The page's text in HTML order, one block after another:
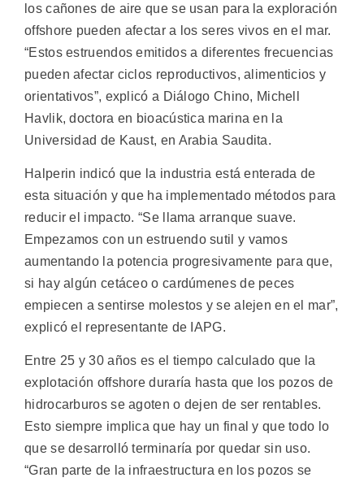
los cañones de aire que se usan para la exploración
offshore pueden afectar a los seres vivos en el mar.
“Estos estruendos emitidos a diferentes frecuencias
pueden afectar ciclos reproductivos, alimenticios y
orientativos”, explicó a Diálogo Chino, Michell
Havlik, doctora en bioacústica marina en la
Universidad de Kaust, en Arabia Saudita.
Halperin indicó que la industria está enterada de
esta situación y que ha implementado métodos para
reducir el impacto. “Se llama arranque suave.
Empezamos con un estruendo sutil y vamos
aumentando la potencia progresivamente para que,
si hay algún cetáceo o cardúmenes de peces
empiecen a sentirse molestos y se alejen en el mar”,
explicó el representante de IAPG.
Entre 25 y 30 años es el tiempo calculado que la
explotación offshore duraría hasta que los pozos de
hidrocarburos se agoten o dejen de ser rentables.
Esto siempre implica que hay un final y que todo lo
que se desarrolló terminaría por quedar sin uso.
“Gran parte de la infraestructura en los pozos se